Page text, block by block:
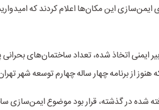
ایمن‌سازی این مکان‌ها اعلام کردند که
از برنامه چهار ساله چهارم توسعه شهر
شده در گذشته، قرار بود موضوع ایمن‌سازی